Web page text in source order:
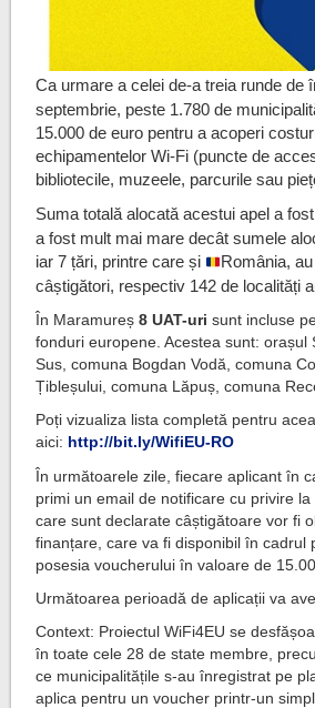
Ca urmare a celei de-a treia runde de
septembrie, peste 1.780 de
15.000 de euro pentru a acoperi
echipamentelor Wi-Fi (puncte de
bibliotecile, muzeele, parcurile sau
Suma totală alocată acestui apel a
a fost mult mai mare decât sumele
iar 7 țări, printre care și
România,
câștigători, respectiv 142 de localități
În Maramureș8 UAT-uri sunt incluse
fonduri europene. Acestea sunt:
Sus, comuna Bogdan Vodă, comuna
Țibleșului, comuna Lăpuș, comuna
Poți vizualiza lista completă pentru
aici: http://bit.ly/WifiEU-RO
În următoarele zile, fiecare aplicant în
primi un email de notificare cu privire
care sunt declarate câștigătoare vor fi
finanțare, care va fi disponibil în cadrul
posesia voucherului în valoare de
Următoarea perioadă de aplicații va
Context: Proiectul WiFi4EU se
în toate cele 28 de state membre,
ce municipalitățile s-au înregistrat pe
aplica pentru un voucher printr-un